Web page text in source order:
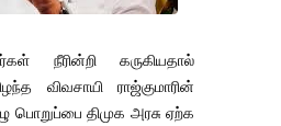
நீரின்றி கருகியதால்
விவசாயி ராஜ்குமாரின்
பொறுப்பை திமுக அரசு ஏற்க